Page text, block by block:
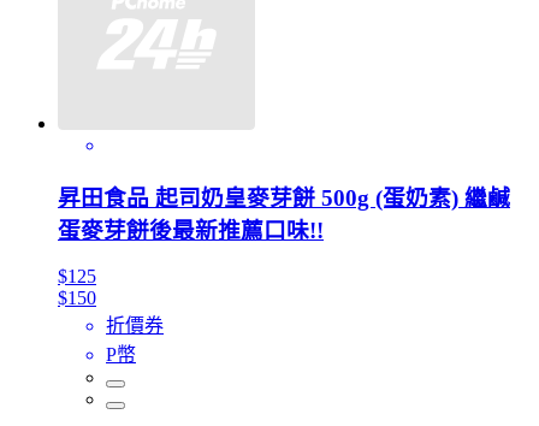
昇田食品 起司奶皇麥芽餅 500g (蛋奶素) 繼鹹
蛋麥芽餅後最新推薦口味!!
$125
$150
折價券
P幣